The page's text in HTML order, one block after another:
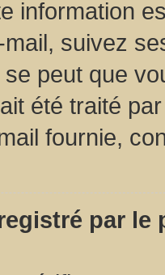
information
suivez
se peut que
été traité
fournie,
par le